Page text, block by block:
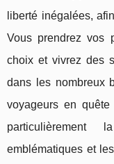
liberté inégalées,
Vous prendrez vos
choix et vivrez des
dans les nombreux
voyageurs en
emblématiques et